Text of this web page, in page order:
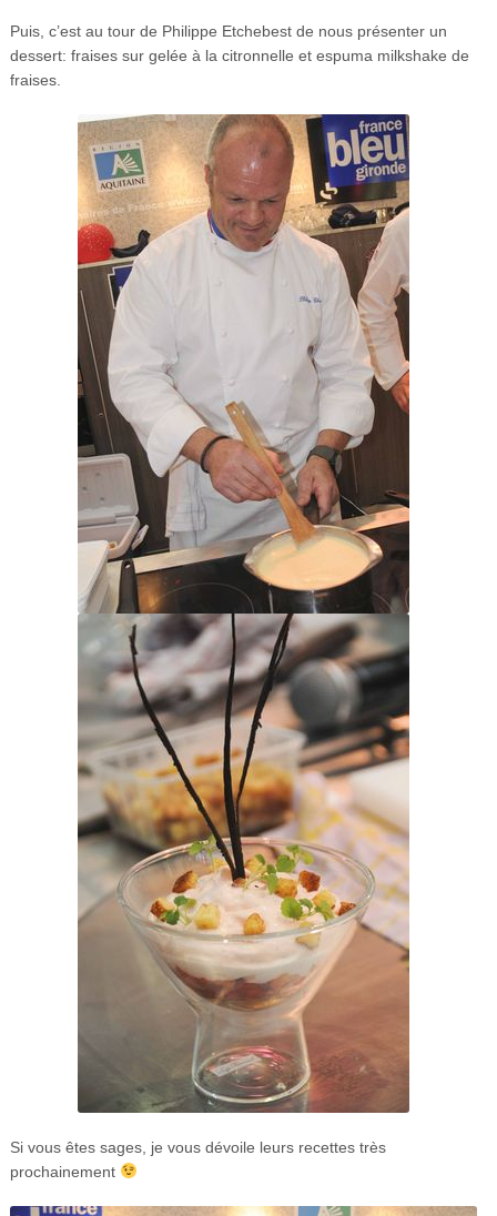
Puis, c’est au tour de Philippe Etchebest de nous présenter un
dessert: fraises sur gelée à la citronnelle et espuma milkshake de
fraises.
Si vous êtes sages, je vous dévoile leurs recettes très
prochainement